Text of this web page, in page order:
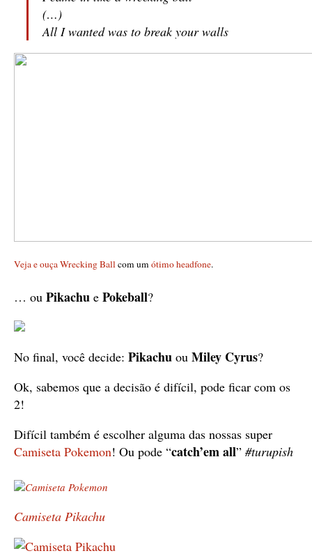
(…)
All I wanted was to break your walls
Veja e ouça Wrecking Ballcom umótimo headfone.
… ou Pikachu e Pokeball?
No final, você decide: Pikachu ou Miley Cyrus?
Ok, sabemos que a decisão é difícil, pode ficar com os
2!
Difícil também é escolher alguma das nossas super
Camiseta Pokemon! Ou pode “catch’em all” #turupish
Camiseta Pikachu